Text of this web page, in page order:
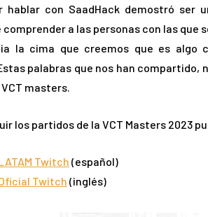
hablar con SaadHack demostró ser
a las personas con las que
la cima que creemos que es algo
palabras que nos han compartido,
masters.
los partidos de la VCT Masters 2023
Twitch (español)
Twitch (inglés)